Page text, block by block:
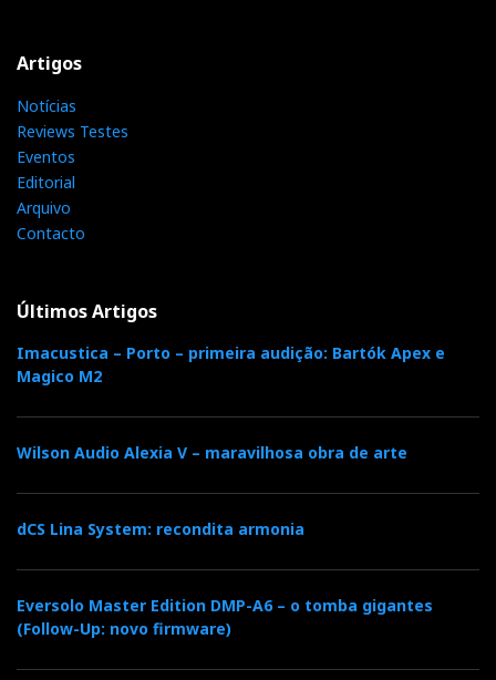
Artigos
Notícias
Reviews Testes
Eventos
Editorial
Arquivo
Contacto
Últimos Artigos
Imacustica – Porto – primeira audição: Bartók Apex e
Magico M2
Wilson Audio Alexia V – maravilhosa obra de arte
dCS Lina System: recondita armonia
Eversolo Master Edition DMP-A6 – o tomba gigantes
(Follow-Up: novo firmware)